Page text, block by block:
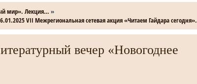
мир». Лекция… »
VII Межрегиональная сетевая акция «Читаем Гайдара сегодня».
вечер «Новогоднее